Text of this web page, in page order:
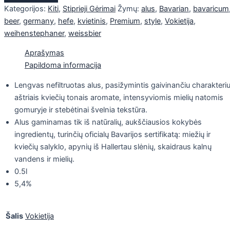
Kategorijos: Kiti, Stiprieji Gėrimai Žymų: alus, Bavarian, bavaricum
beer, germany, hefe, kvietinis, Premium, style, Vokietija,
weihenstephaner, weissbier
Aprašymas
Papildoma informacija
Lengvas nefiltruotas alus, pasižymintis gaivinančiu
aštriais kviečių tonais aromate, intensyviomis mielių natomis
gomuryje ir stebėtinai švelnia tekstūra.
Alus gaminamas tik iš natūralių, aukščiausios kokybės
ingredientų, turinčių oficialų Bavarijos sertifikatą: miežių ir
kviečių salyklo, apynių iš Hallertau slėnių, skaidraus kalnų
vandens ir mielių.
0.5l
5,4%
Šalis Vokietija